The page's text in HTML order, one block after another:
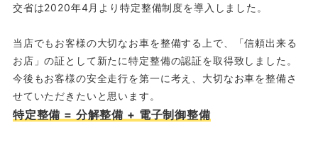
交省は2020年4月より特定整備制度を導入しました。
当店でもお客様の大切なお車を整備する上で、「信頼出来る
お店」の証として新たに特定整備の認証を取得致しました。
今後もお客様の安全走行を第一に考え、大切なお車を整備さ
せていただきたいと思います。
特定整備 = 分解整備 + 電子制御整備